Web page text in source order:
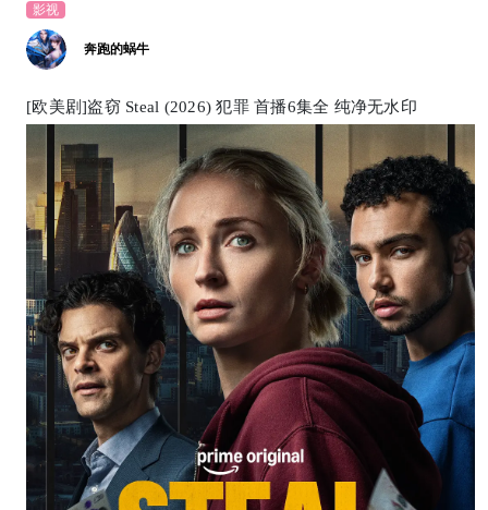
影视
奔跑的蜗牛
[欧美剧]盗窃 Steal (2026) 犯罪 首播6集全 纯净无水印